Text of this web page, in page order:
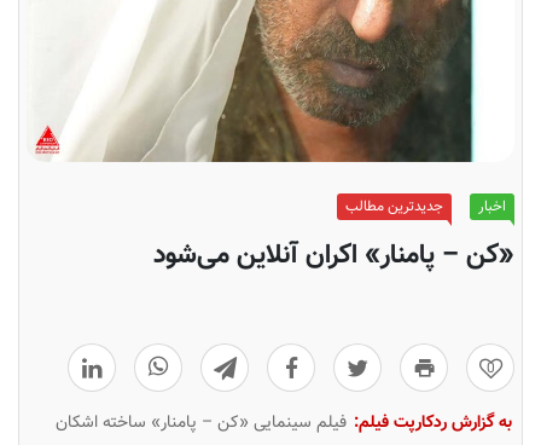
اخبار جدیدترین مطالب
«کن – پامنار» اکران آنلاین می‌شود
0
به گزارش ردکارپت فیلم: فیلم سینمایی «کن – پامنار» ساخته اشکان